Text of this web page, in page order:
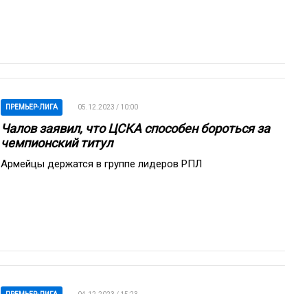
ПРЕМЬЕР-ЛИГА 05.12.2023 / 10:00
Чалов заявил, что ЦСКА способен бороться за
чемпионский титул
Армейцы держатся в группе лидеров РПЛ